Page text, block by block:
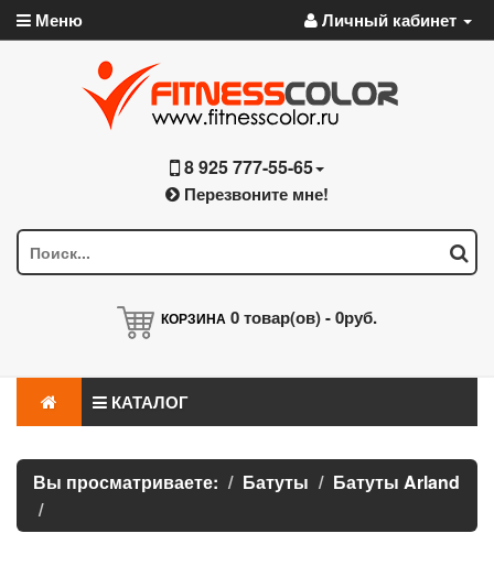
Меню Личный кабинет
8 925 777-55-65
Перезвоните мне!
КОРЗИНА 0товар(ов) -0руб.
КАТАЛОГ
Вы просматриваете: Батуты Батуты Arland